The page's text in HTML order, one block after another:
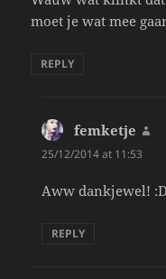
moet je wat mee
REPLY
femketje
25/12/2014 at 11:53
Aww dankjewel! :D
REPLY